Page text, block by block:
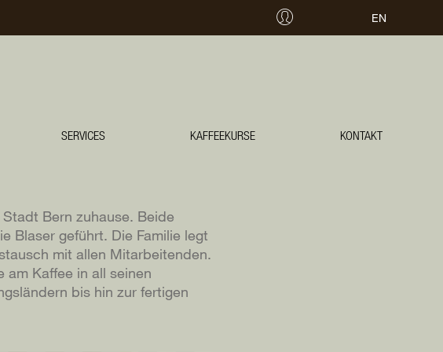
EN
SERVICES KAFFEEKURSE KONTAKT
Bern zuhause. Beide
Blaser geführt. Die Familie legt
mit allen Mitarbeitenden.
am Kaffee in all seinen
bis hin zur fertigen